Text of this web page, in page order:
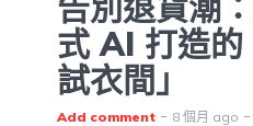
式 AI 打造的
試衣間」
Add comment 8 個月 ago